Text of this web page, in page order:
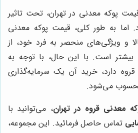
پوکه معدنی در تهران، تحت تاثیر
اما به طور کلی، قیمت پوکه معدنی
و ویژگی‌های منحصر به فرد خود، از
بیشتر است. با این حال، با توجه به
قروه دارد، خرید آن یک سرمایه‌گذاری
می‌شود.
معدنی قروه در تهران، می‌توانید با
تماس حاصل فرمائید. این مجموعه،